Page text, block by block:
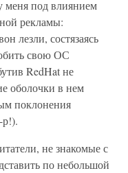
меня под влиянием
рекламы:
лезли, состязаясь
свою ОС
RedHat не
оболочки в нем
поклонения
р!).
не знакомые с
по небольшой